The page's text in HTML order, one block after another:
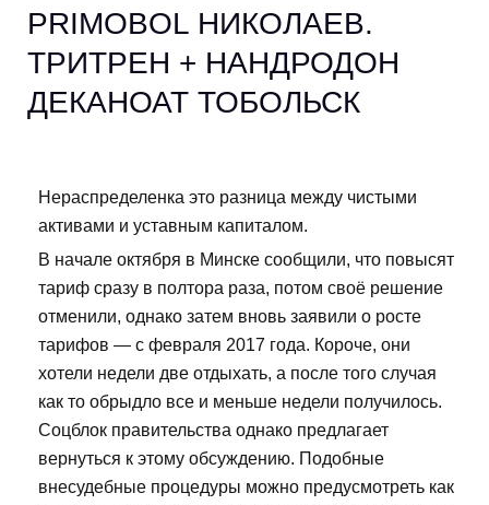
PRIMOBOL НИКОЛАЕВ.
ТРИТРЕН + НАНДРОДОН
ДЕКАНОАТ ТОБОЛЬСК
Нераспределенка это разница между чистыми
активами и уставным капиталом.
В начале октября в Минске сообщили, что повысят
тариф сразу в полтора раза, потом своё решение
отменили, однако затем вновь заявили о росте
тарифов — с февраля 2017 года. Короче, они
хотели недели две отдыхать, а после того случая
как то обрыдло все и меньше недели получилось.
Соцблок правительства однако предлагает
вернуться к этому обсуждению. Подобные
внесудебные процедуры можно предусмотреть как